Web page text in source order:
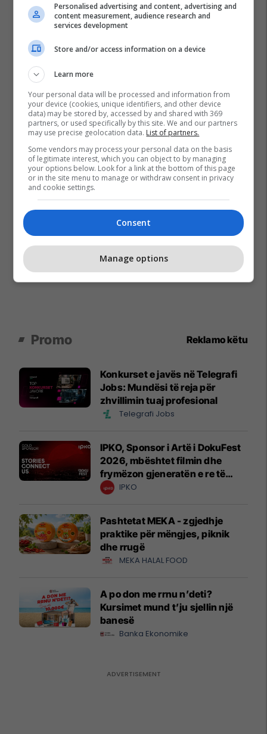
Promo Reklamo këtu
Konkurset e javës në Telegrafi
Jobs: Mundësi të reja për
zhvillimin tuaj profesional
Telegrafi Jobs
IPKO, Sponsor i Artë i DokuFest
2026, mbështet filmin dhe
frymëzon gjeneratën e re të
krijuesve
IPKO
Pashtetat MEKA - zgjedhje
praktike për mëngjes, piknik
dhe rrugë
MEKA HALAL FOOD
A po don me rrnu n’deti?
Kursimet mund t’ju sjellin një
banesë
Banka Ekonomike
Personalised advertising and content, advertising and
content measurement, audience research and
services development
Store and/or access information on a device
Learn more
Your personal data will be processed and information from
your device (cookies, unique identifiers, and other device
data) may be stored by, accessed by and shared with 369
partners, or used specifically by this site. We and our partners
may use precise geolocation data. List of partners.
Some vendors may process your personal data on the basis
of legitimate interest, which you can object to by managing
your options below. Look for a link at the bottom of this page
or in the site menu to manage or withdraw consent in privacy
and cookie settings.
Consent
Manage options